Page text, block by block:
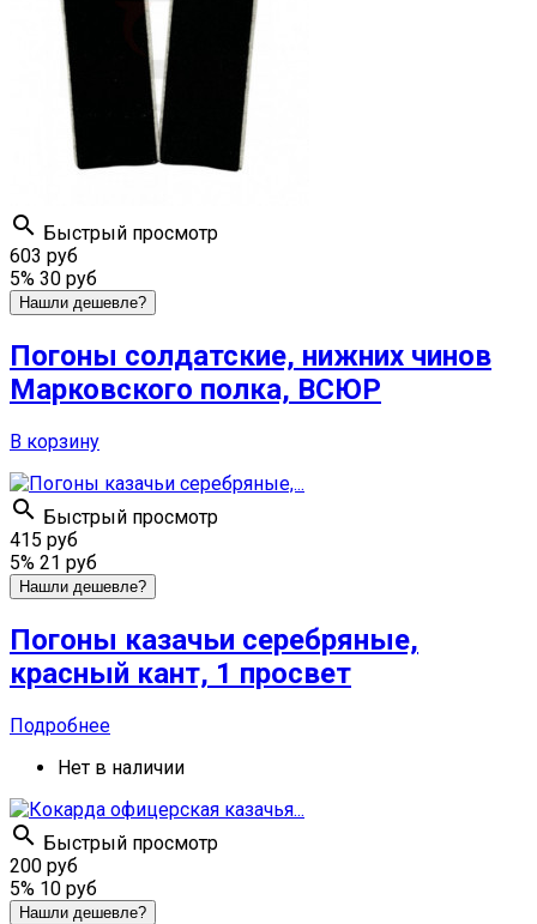
 Быстрый просмотр
603 руб
5% 30 руб
Нашли дешевле?
Погоны солдатские, нижних чинов
Марковского полка, ВСЮР
В корзину
 Быстрый просмотр
415 руб
5% 21 руб
Нашли дешевле?
Погоны казачьи серебряные,
красный кант, 1 просвет
Подробнее
Нет в наличии
 Быстрый просмотр
200 руб
5% 10 руб
Нашли дешевле?